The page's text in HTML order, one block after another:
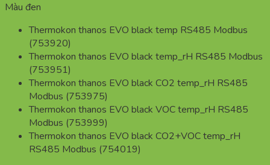
Màu đen
Thermokon thanos EVO black temp RS485 Modbus
(753920)
Thermokon thanos EVO black temp_rH RS485 Modbus
(753951)
Thermokon thanos EVO black CO2 temp_rH RS485
Modbus (753975)
Thermokon thanos EVO black VOC temp_rH RS485
Modbus (753999)
Thermokon thanos EVO black CO2+VOC temp_rH
RS485 Modbus (754019)